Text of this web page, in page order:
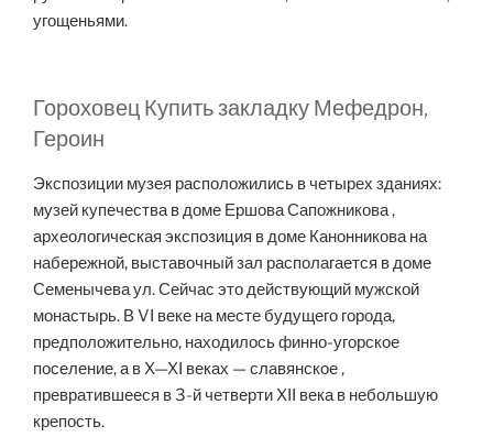
угощеньями.
Гороховец Купить закладку Мефедрон,
Героин
Экспозиции музея расположились в четырех зданиях:
музей купечества в доме Ершова Сапожникова ,
археологическая экспозиция в доме Канонникова на
набережной, выставочный зал располагается в доме
Семенычева ул. Сейчас это действующий мужской
монастырь. В VI веке на месте будущего города,
предположительно, находилось финно-угорское
поселение, а в X—XI веках — славянское ,
превратившееся в 3-й четверти XII века в небольшую
крепость.